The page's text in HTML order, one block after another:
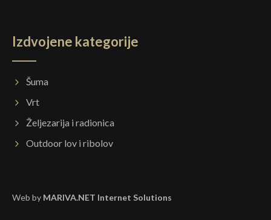
Izdvojene kategorije
Šuma
Vrt
Željezarija i radionica
Outdoor lov i ribolov
Web by MARIVA.NET Internet Solutions